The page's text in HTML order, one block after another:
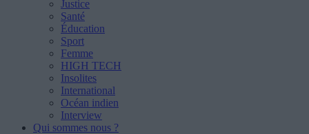
Justice
Santé
Éducation
Sport
Femme
HIGH TECH
Insolites
International
Océan indien
Interview
Qui sommes nous ?